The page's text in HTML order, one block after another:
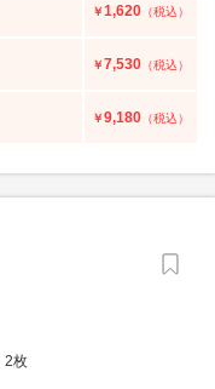
￥1,620 （税込）
￥7,530 （税込）
￥9,180 （税込）
2枚